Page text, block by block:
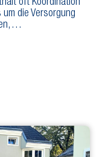
oft Koordination
die Versorgung